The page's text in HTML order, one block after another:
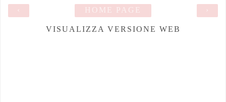
›
HOME PAGE
VISUALIZZA VERSIONE WEB